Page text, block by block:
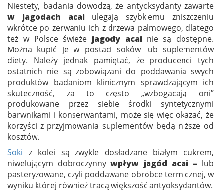
Niestety, badania dowodzą, że antyoksydanty zawarte
w jagodach acai ulegają szybkiemu zniszczeniu
wkrótce po zerwaniu ich z drzewa palmowego, dlatego
też w Polsce świeże jagody acai nie są dostępne.
Można kupić je w postaci soków lub suplementów
diety. Należy jednak pamiętać, że producenci tych
ostatnich nie są zobowiązani do poddawania swych
produktów badaniom klinicznym sprawdzającym ich
skuteczność, za to często „wzbogacają oni”
produkowane przez siebie środki syntetycznymi
barwnikami i konserwantami, może się więc okazać, że
korzyści z przyjmowania suplementów będą niższe od
kosztów.
Soki z kolei są zwykle dosładzane białym cukrem,
niwelującym dobroczynnywpływ jagód acai – lub
pasteryzowane, czyli poddawane obróbce termicznej, w
wyniku której również tracą większość antyoksydantów.